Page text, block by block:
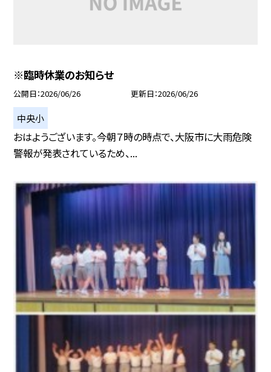
※臨時休業のお知らせ
公開日 2026/06/26 更新日 2026/06/26
中央小
おはようございます。今朝７時の時点で、大阪市に大雨危険
警報が発表されているため、...